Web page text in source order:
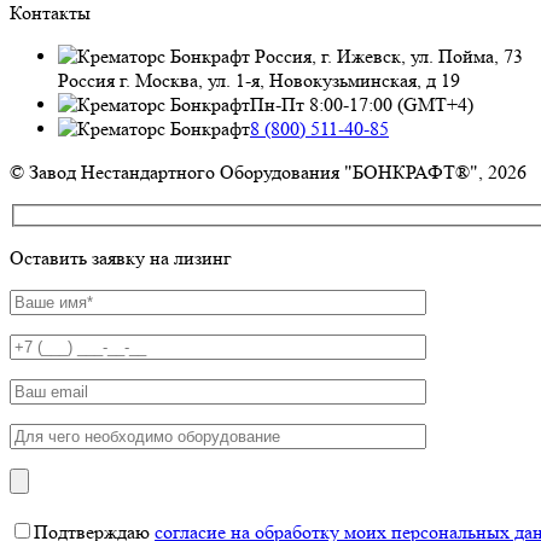
Контакты
Россия, г. Ижевск, ул. Пойма, 73
Россия г. Москва, ул. 1-я, Новокузьминская, д 19
Пн-Пт 8:00-17:00 (GMT+4)
8 (800) 511-40-85
© Завод Нестандартного Оборудования "БОНКРАФТ®", 2026
Оставить заявку на лизинг
Подтверждаю согласие на обработку моих персональных